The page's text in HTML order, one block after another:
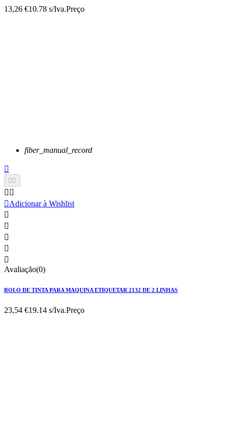
13,26 €10.78 s/Iva.Preço
fiber_manual_record

 
 
Adicionar à Wishlist





Avaliação(0)
ROLO DE TINTA PARA MAQUINA ETIQUETAR 2132 DE 2 LINHAS
23,54 €19.14 s/Iva.Preço